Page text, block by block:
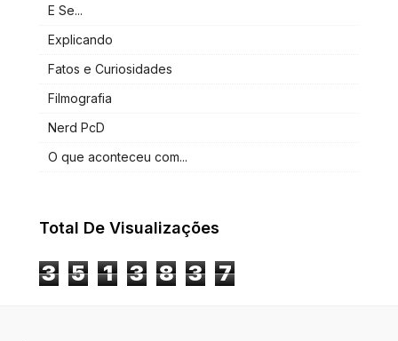
E Se...
Explicando
Fatos e Curiosidades
Filmografia
Nerd PcD
O que aconteceu com...
Total De Visualizações
3 5 1 3 8 3 7